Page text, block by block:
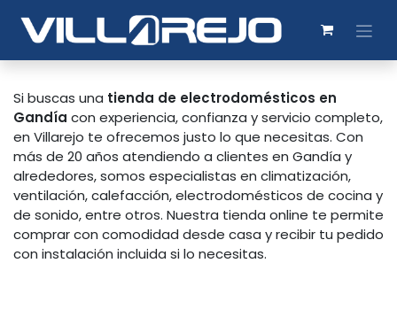
Si buscas una tienda de electrodomésticos en
Gandía con experiencia, confianza y servicio completo,
en Villarejo te ofrecemos justo lo que necesitas. Con
más de 20 años atendiendo a clientes en Gandía y
alrededores, somos especialistas en climatización,
ventilación, calefacción, electrodomésticos de cocina y
de sonido, entre otros. Nuestra tienda online te permite
comprar con comodidad desde casa y recibir tu pedido
con instalación incluida si lo necesitas.